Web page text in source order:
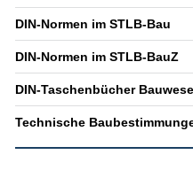
DIN-Normen im STLB-Bau
DIN-Normen im STLB-BauZ
DIN-Taschenbücher
Technische